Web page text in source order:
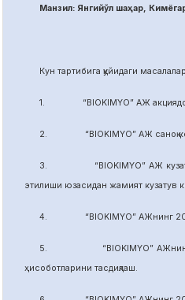
Манзил: Янгийўл шаҳар,
Кун тартибига қуйидаги
1. “BIOKIMYO” АЖ
2. “BIOKIMYO” АЖ саноқ
3. “BIOKIMYO” АЖ кузатув
этилиши юзасидан жамият кузатув
4. “BIOKIMYO” АЖнинг 2025
5. “BIOKIMYO” АЖнинг 2025
ҳисоботларини тасдиқлаш.